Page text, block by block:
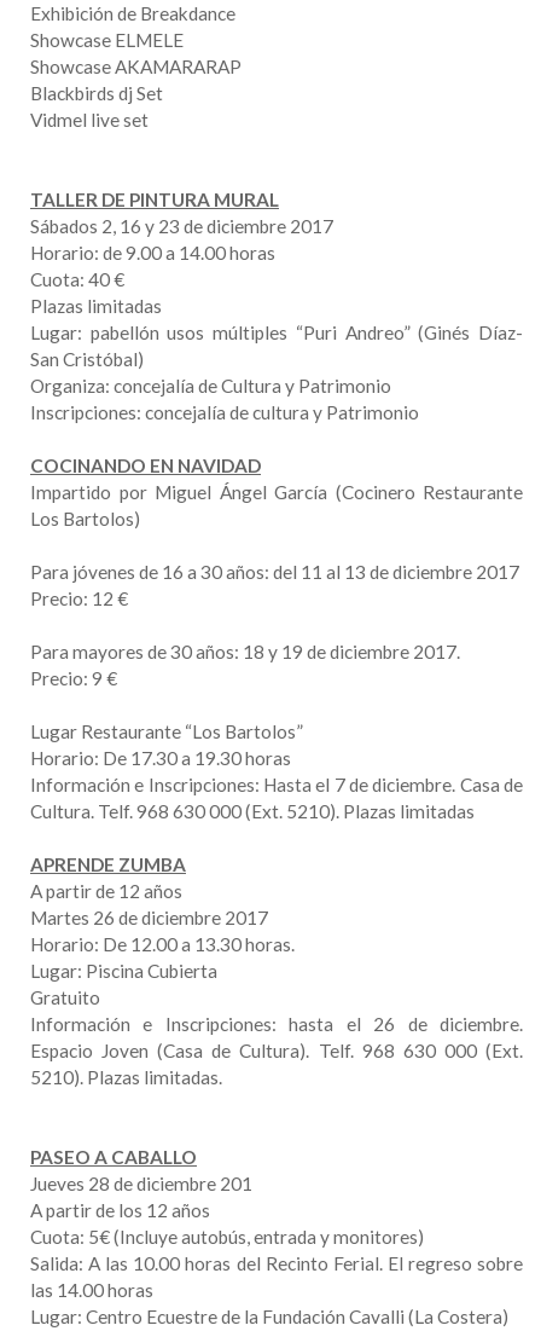
Exhibición de Breakdance
Showcase ELMELE
Showcase AKAMARARAP
Blackbirds dj Set
Vidmel live set
TALLER DE PINTURA MURAL
Sábados 2, 16 y 23 de diciembre 2017
Horario: de 9.00 a 14.00 horas
Cuota: 40 €
Plazas limitadas
Lugar: pabellón usos múltiples “Puri Andreo” (Ginés Díaz-
San Cristóbal)
Organiza: concejalía de Cultura y Patrimonio
Inscripciones: concejalía de cultura y Patrimonio
COCINANDO EN NAVIDAD
Impartido por Miguel Ángel García (Cocinero Restaurante
Los Bartolos)
Para jóvenes de 16 a 30 años: del 11 al 13 de diciembre 2017
Precio: 12 €
Para mayores de 30 años: 18 y 19 de diciembre 2017.
Precio: 9 €
Lugar Restaurante “Los Bartolos”
Horario: De 17.30 a 19.30 horas
Información e Inscripciones: Hasta el 7 de diciembre. Casa de
Cultura. Telf. 968 630 000 (Ext. 5210). Plazas limitadas
APRENDE ZUMBA
A partir de 12 años
Martes 26 de diciembre 2017
Horario: De 12.00 a 13.30 horas.
Lugar: Piscina Cubierta
Gratuito
Información e Inscripciones: hasta el 26 de diciembre.
Espacio Joven (Casa de Cultura). Telf. 968 630 000 (Ext.
5210). Plazas limitadas.
PASEO A CABALLO
Jueves 28 de diciembre 201
A partir de los 12 años
Cuota: 5€ (Incluye autobús, entrada y monitores)
Salida: A las 10.00 horas del Recinto Ferial. El regreso sobre
las 14.00 horas
Lugar: Centro Ecuestre de la Fundación Cavalli (La Costera)